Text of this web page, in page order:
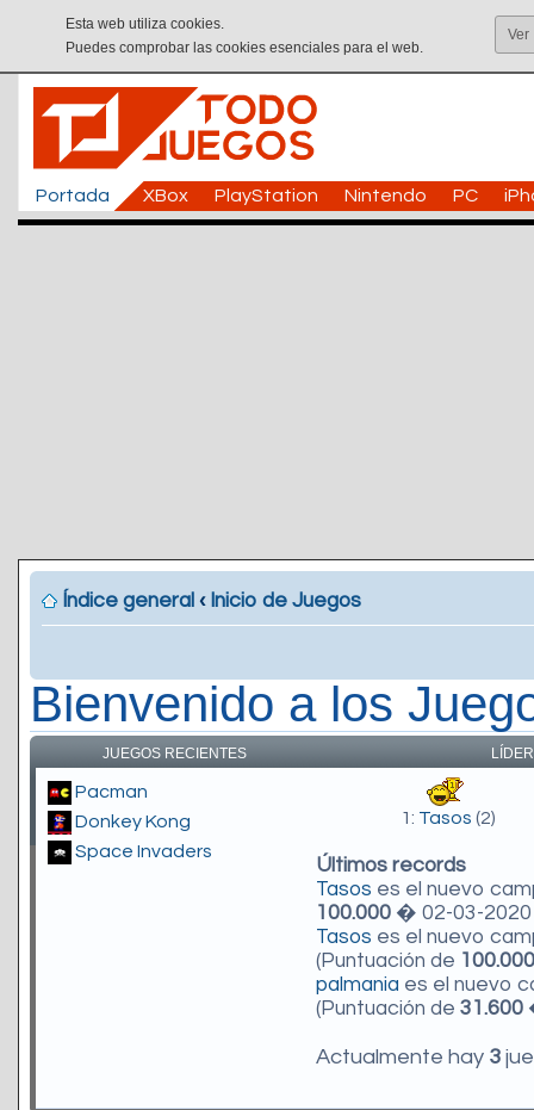
Esta web utiliza cookies.
Puedes comprobar las cookies esenciales para el web.
Ver
Portada XBox PlayStation Nintendo PC
Índice general ‹ Inicio de Juegos
Bienvenido a los
JUEGOS RECIENTES
Pacman
Donkey Kong
Space Invaders
1: Tasos (2)
Últimos records
Tasos es el nuevo
100.000 � 02-03-2020
Tasos es el nuevo
(Puntuación de 100.000
palmania es el nuevo
(Puntuación de 31.600
Actualmente hay 3